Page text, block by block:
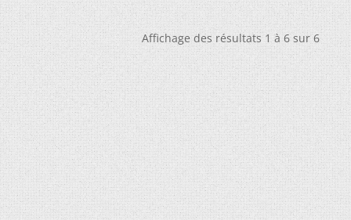
Affichage des résultats 1 à 6 sur 6